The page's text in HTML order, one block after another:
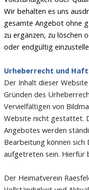
Wir behalten es uns
gesamte Angebot ohne
zu ergänzen, zu löschen
oder endgültig
Urheberrecht und
Der Inhalt dieser
Gründen des
Vervielfältigen von
Website nicht gestattet.
Angebotes werden
Bearbeitung können
aufgetreten sein. Hierfür
Der Heimatverein